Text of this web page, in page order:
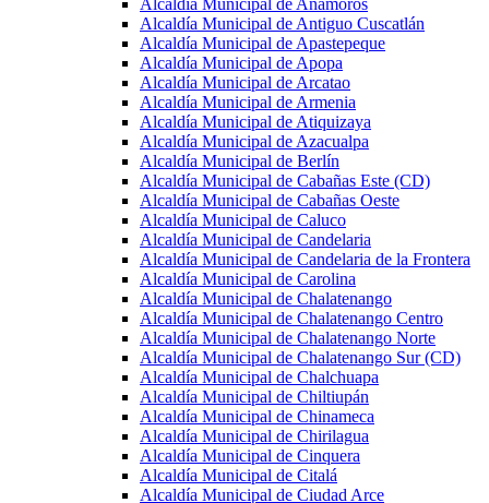
Alcaldía Municipal de Anamorós
Alcaldía Municipal de Antiguo Cuscatlán
Alcaldía Municipal de Apastepeque
Alcaldía Municipal de Apopa
Alcaldía Municipal de Arcatao
Alcaldía Municipal de Armenia
Alcaldía Municipal de Atiquizaya
Alcaldía Municipal de Azacualpa
Alcaldía Municipal de Berlín
Alcaldía Municipal de Cabañas Este (CD)
Alcaldía Municipal de Cabañas Oeste
Alcaldía Municipal de Caluco
Alcaldía Municipal de Candelaria
Alcaldía Municipal de Candelaria de la Frontera
Alcaldía Municipal de Carolina
Alcaldía Municipal de Chalatenango
Alcaldía Municipal de Chalatenango Centro
Alcaldía Municipal de Chalatenango Norte
Alcaldía Municipal de Chalatenango Sur (CD)
Alcaldía Municipal de Chalchuapa
Alcaldía Municipal de Chiltiupán
Alcaldía Municipal de Chinameca
Alcaldía Municipal de Chirilagua
Alcaldía Municipal de Cinquera
Alcaldía Municipal de Citalá
Alcaldía Municipal de Ciudad Arce